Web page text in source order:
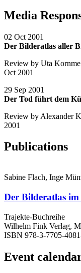
Media
02 Oct 2001
Der Bilderatlas aller
Review by Uta
Oct 2001
29 Sep 2001
Der Tod führt dem
Review by Alexander
2001
Publications
Sabine Flach, Inge
Der Bilderatlas im
Trajekte-Buchreihe
Wilhelm Fink Verlag,
ISBN 978-3-7705-
Event